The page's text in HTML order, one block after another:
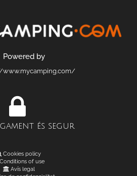
Powered by
www.mycamping.com/
és segur
Cookies policy
of use
Avís legal